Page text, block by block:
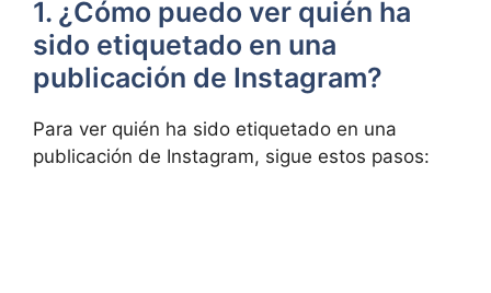
1. ¿Cómo puedo ver quién ha​
sido etiquetado en una
publicación‌ de Instagram?
Para ver‌ quién ha sido etiquetado en una
publicación de Instagram, sigue estos pasos: